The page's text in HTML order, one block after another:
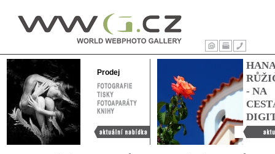
WWG – World
Webphoto
Gallery
ÚvodTisk Kontakty
Prodej
FOTOGRAFIE
TISKY
FOTOAPARÁTY
KNIHY
Aktuální nabídka
HANA
- NA
Hana
cestách